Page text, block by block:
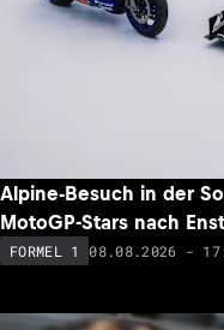
Alpine-Besuch in der
MotoGP-Stars nach
FORMEL 1 08.08.2026 -